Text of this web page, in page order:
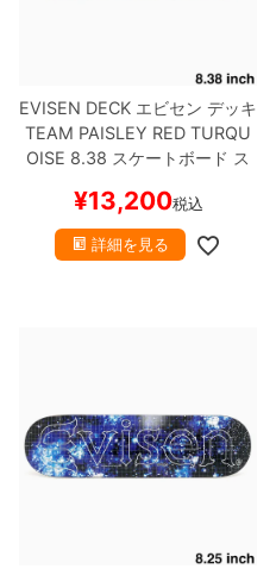
EVISEN DECK エビセン デッキ
TEAM PAISLEY RED TURQU
OISE 8.38 スケートボード ス
¥13,200税込
詳細を見る